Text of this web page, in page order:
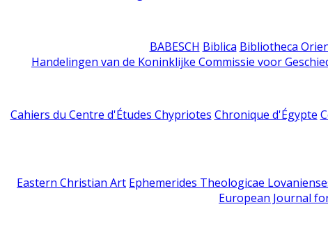
BABESCH Biblica Bibliotheca
Handelingen van de Koninklijke Commissie voor
Cahiers du Centre d'Études Chypriotes Chronique d'Égypte
Eastern Christian Art Ephemerides Theologicae
European Journal